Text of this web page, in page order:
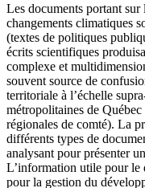
Les documents portant sur
changements climatiques
(textes de politiques
écrits scientifiques
complexe et
souvent source de
territoriale à l’échelle
métropolitaines de
régionales de comté). La
différents types de
analysant pour présenter
L’information utile pour le
pour la gestion du